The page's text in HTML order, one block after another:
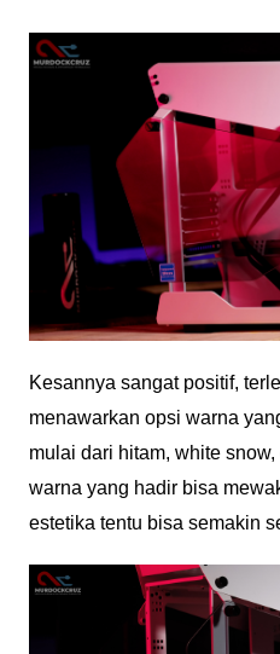
Kesannya sangat positif,
menawarkan opsi warna
mulai dari hitam, white
warna yang hadir bisa
estetika tentu bisa semakin